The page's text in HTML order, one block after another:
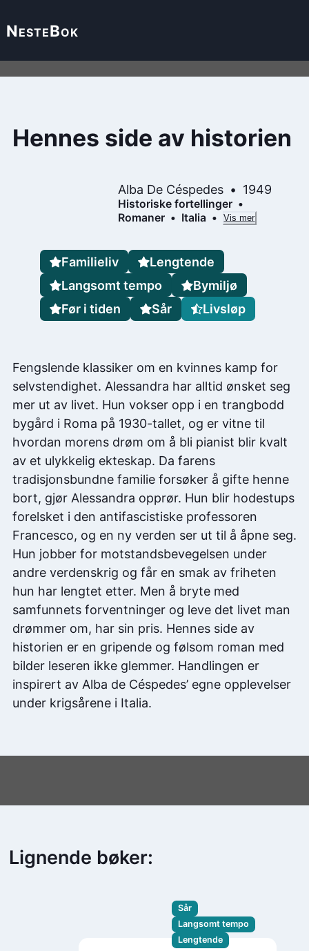
NesteBok
Hennes side av historien
Alba De Céspedes 1949
Historiske fortellinger
Romaner
Italia Vis mer
Fengslende klassiker om en kvinnes kamp for
selvstendighet. Alessandra har alltid ønsket seg
mer ut av livet. Hun vokser opp i en trangbodd
bygård i Roma på 1930-tallet, og er vitne til
hvordan morens drøm om å bli pianist blir kvalt
av et ulykkelig ekteskap. Da farens
tradisjonsbundne familie forsøker å gifte henne
bort, gjør Alessandra opprør. Hun blir hodestups
forelsket i den antifascistiske professoren
Francesco, og en ny verden ser ut til å åpne seg.
Hun jobber for motstandsbevegelsen under
andre verdenskrig og får en smak av friheten
hun har lengtet etter. Men å bryte med
samfunnets forventninger og leve det livet man
drømmer om, har sin pris. Hennes side av
historien er en gripende og følsom roman med
bilder leseren ikke glemmer. Handlingen er
inspirert av Alba de Céspedes’ egne opplevelser
under krigsårene i Italia.
Familieliv
Lengtende
Langsomt tempo
Bymiljø
Før i tiden
Sår Livsløp
Lignende bøker:
Sår
Langsomt tempo
Lengtende